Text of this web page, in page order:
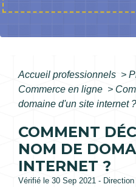
Accueil professionnels >
Commerce en ligne >
domaine d'un site internet ?
COMMENT
NOM DE
INTERNET ?
Vérifié le 30 Sep 2021 -